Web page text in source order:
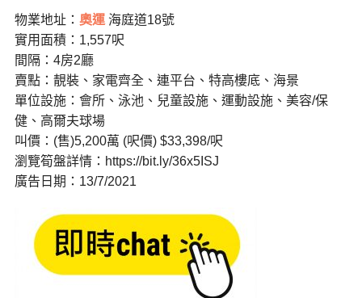
物業地址： 奧運海庭道18號
實用面積：1,557呎
間隔：4房2廳
賣點：靚裝、家電齊全、連平台、特高樓底、海景
單位設施：會所、泳池、兒童設施、運動設施、美容/保
健、高爾夫球場
叫價：(售)5,200萬 (呎價) $33,398/呎
瀏覽筍盤詳情：https://bit.ly/36x5ISJ
廣告日期：13/7/2021